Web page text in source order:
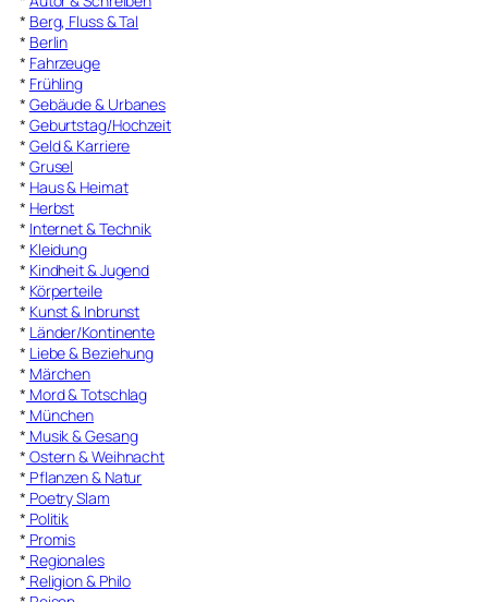
* Berg, Fluss & Tal
* Berlin
* Fahrzeuge
* Frühling
* Gebäude & Urbanes
* Geburtstag/Hochzeit
* Geld & Karriere
* Grusel
* Haus & Heimat
* Herbst
* Internet & Technik
* Kleidung
* Kindheit & Jugend
* Körperteile
* Kunst & Inbrunst
* Länder/Kontinente
* Liebe & Beziehung
* Märchen
* Mord & Totschlag
* München
* Musik & Gesang
* Ostern & Weihnacht
* Pflanzen & Natur
* Poetry Slam
* Politik
* Promis
* Regionales
* Religion & Philo